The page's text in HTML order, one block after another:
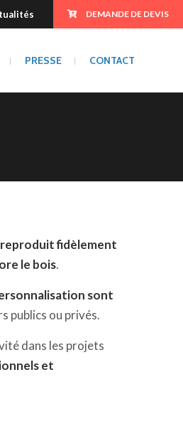
DEMANDE DE DEVIS
PRESSE CONTACT
fidèlement
le bois.
sont
publics ou privés.
dans les projets
et